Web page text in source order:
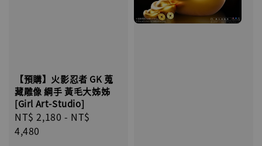
【預購】火影忍者 GK 蒐
藏雕像 綱手 黃毛大姊姊
[Girl Art-Studio]
Regular
price
NT$ 2,180 - NT$
4,480